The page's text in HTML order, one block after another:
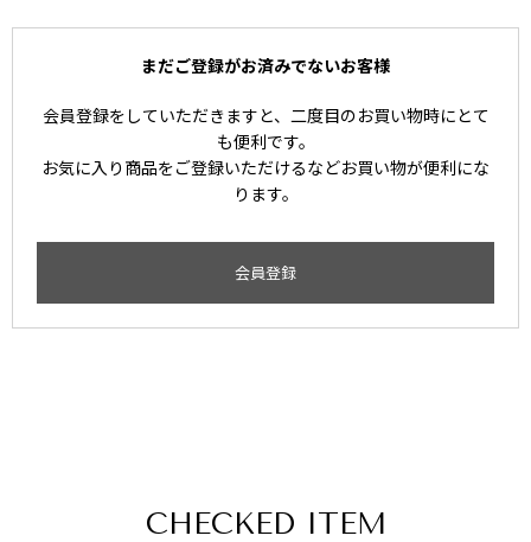
まだご登録がお済みでないお客様
会員登録をしていただきますと、二度目のお買い物時にとて
も便利です。
お気に入り商品をご登録いただけるなどお買い物が便利にな
ります。
会員登録
CHECKED ITEM